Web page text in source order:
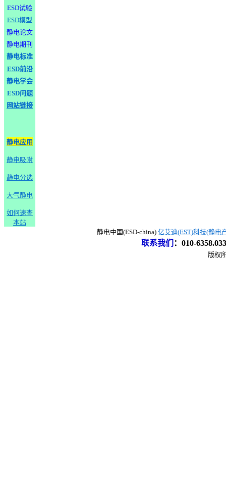
ESD试验
ESD模型
静电论文
静电期刊
静电标准
ESD前沿
静电学会
ESD问题
网站链接
静电应用
静电吸附
静电分选
大气静电
如何速查
本站
静电中国(ESD-china) 亿艾迪(EST)科技(静电
联系我们 ： 010-
版权